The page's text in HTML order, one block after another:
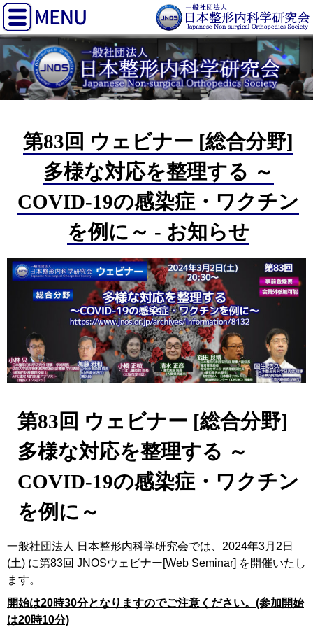
第83回 ウェビナー [総合分野]
多様な対応を整理する ～
COVID-19の感染症・ワクチン
を例に～ - お知らせ
第83回 ウェビナー [総合分野]
多様な対応を整理する ～
COVID-19の感染症・ワクチン
を例に～
一般社団法人 日本整形内科学研究会では、2024年3月2日
(土) に第83回 JNOSウェビナー[Web Seminar] を開催いたし
ます。
開始は20時30分となりますのでご注意ください。(参加開始
は20時10分)